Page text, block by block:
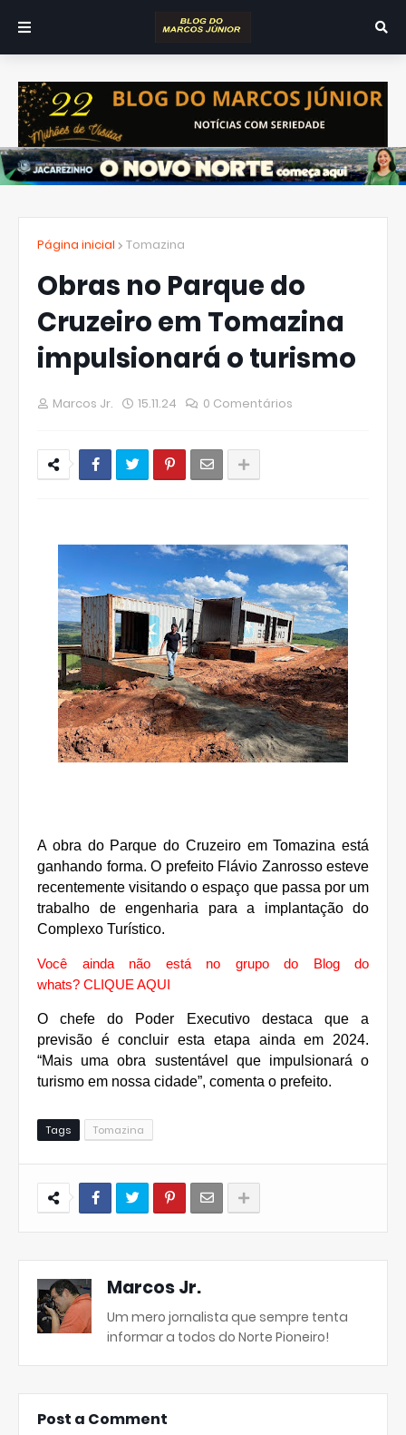
Página inicial Tomazina
Obras no Parque do
Cruzeiro em Tomazina
impulsionará o turismo
Marcos Jr. 15.11.24 0 Comentários
A obra do Parque do Cruzeiro em Tomazina está
ganhando forma. O prefeito Flávio Zanrosso esteve
recentemente visitando o espaço que passa por um
trabalho de engenharia para a implantação do
Complexo Turístico.
Você ainda não está no grupo do Blog do
whats? CLIQUE AQUI
O chefe do Poder Executivo destaca que a
previsão é concluir esta etapa ainda em 2024.
“Mais uma obra sustentável que impulsionará o
turismo em nossa cidade”, comenta o prefeito.
Tags Tomazina
Marcos Jr.
Um mero jornalista que sempre tenta
informar a todos do Norte Pioneiro!
Post a Comment